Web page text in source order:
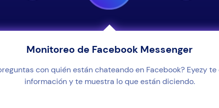
Monitoreo de Facebook Messenger
con quién están chateando en Facebook? Eyezy te
información y te muestra lo que están diciendo.